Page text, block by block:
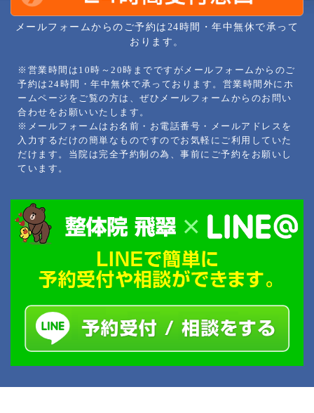
メールフォームからのご予約は24時間・年中無休で承って
おります。
※営業時間は10時～20時までですがメールフォームからのご
予約は24時間・年中無休で承っております。営業時間外にホ
ームページをご覧の方は、ぜひメールフォームからのお問い
合わせをお願いいたします。
※メールフォームはお名前・お電話番号・メールアドレスを
入力するだけの簡単なものですのでお気軽にご利用していた
だけます。当院は完全予約制の為、事前にご予約をお願いし
ています。